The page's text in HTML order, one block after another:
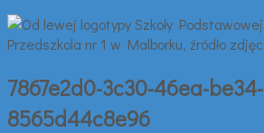
7867e2d0-3c30-46ea-be34-
8565d44c8e96